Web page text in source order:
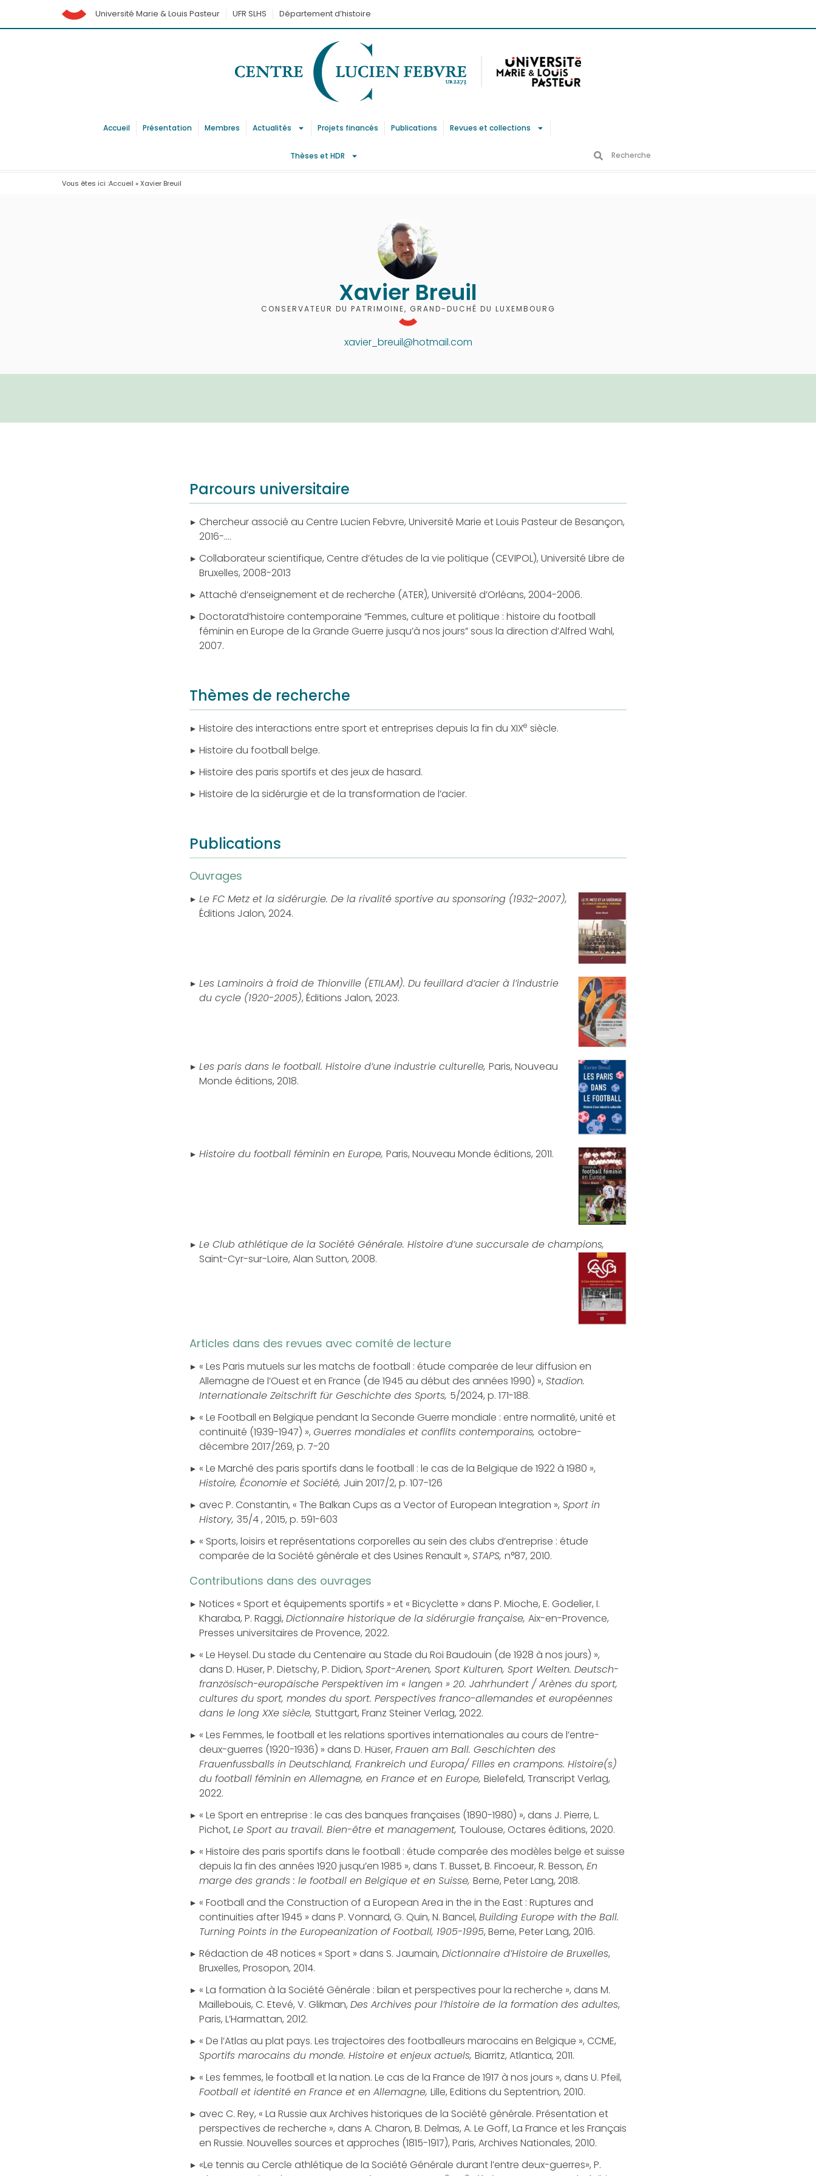
Université Marie & Louis Pasteur UFR SLHS Département d’histoire
Accueil Présentation Membres Actualités Projets financés Publications Revues et collections
Thèses et HDR
Vous êtes ici :Accueil »Xavier Breuil
Xavier Breuil
CONSERVATEUR DU PATRIMOINE, GRAND-DUCHÉ DU LUXEMBOURG
xavier_breuil@hotmail.com
Parcours universitaire
Chercheur associé au Centre Lucien Febvre, Université Marie et Louis Pasteur de Besançon,
2016-….
Collaborateur scientifique, Centre d’études de la vie politique (CEVIPOL), Université Libre de
Bruxelles, 2008-2013
Attaché d’enseignement et de recherche (ATER), Université d’Orléans, 2004-2006.
Doctoratd’histoire contemporaine “Femmes, culture et politique : histoire du football
féminin en Europe de la Grande Guerre jusqu’à nos jours” sous la direction d’Alfred Wahl,
2007.
Thèmes de recherche
Histoire des interactions entre sport et entreprises depuis la fin du XIXe siècle.
Histoire du football belge.
Histoire des paris sportifs et des jeux de hasard.
Histoire de la sidérurgie et de la transformation de l’acier.
Publications
Ouvrages
Le FC Metz et la sidérurgie. De la rivalité sportive au sponsoring (1932-2007),
Éditions Jalon, 2024.
Les Laminoirs à froid de Thionville (ETILAM). Du feuillard d’acier à l’industrie
du cycle (1920-2005), Éditions Jalon, 2023.
Les paris dans le football. Histoire d’une industrie culturelle, Paris, Nouveau
Monde éditions, 2018.
Histoire du football féminin en Europe, Paris, Nouveau Monde éditions, 2011.
Le Club athlétique de la Société Générale. Histoire d’une succursale de champions,
Saint-Cyr-sur-Loire, Alan Sutton, 2008.
Articles dans des revues avec comité de lecture
« Les Paris mutuels sur les matchs de football : étude comparée de leur diffusion en
Allemagne de l’Ouest et en France (de 1945 au début des années 1990) », Stadion.
Internationale Zeitschrift für Geschichte des Sports, 5/2024, p. 171-188.
« Le Football en Belgique pendant la Seconde Guerre mondiale : entre normalité, unité et
continuité (1939-1947) », Guerres mondiales et conflits contemporains, octobre-
décembre 2017/269, p. 7-20
« Le Marché des paris sportifs dans le football : le cas de la Belgique de 1922 à 1980 »,
Histoire, Économie et Société, Juin 2017/2, p. 107-126
avec P. Constantin, « The Balkan Cups as a Vector of European Integration », Sport in
History, 35/4 , 2015, p. 591-603
« Sports, loisirs et représentations corporelles au sein des clubs d’entreprise : étude
comparée de la Société générale et des Usines Renault », STAPS, n°87, 2010.
Contributions dans des ouvrages
Notices « Sport et équipements sportifs » et « Bicyclette » dans P. Mioche, E. Godelier, I.
Kharaba, P. Raggi, Dictionnaire historique de la sidérurgie française, Aix-en-Provence,
Presses universitaires de Provence, 2022.
« Le Heysel. Du stade du Centenaire au Stade du Roi Baudouin (de 1928 à nos jours) »,
dans D. Hüser, P. Dietschy, P. Didion, Sport-Arenen, Sport Kulturen, Sport Welten. Deutsch-
französisch-europäische Perspektiven im « langen » 20. Jahrhundert / Arènes du sport,
cultures du sport, mondes du sport. Perspectives franco-allemandes et européennes
dans le long XXe siècle, Stuttgart, Franz Steiner Verlag, 2022.
« Les Femmes, le football et les relations sportives internationales au cours de l’entre-
deux-guerres (1920-1936) » dans D. Hüser, Frauen am Ball. Geschichten des
Frauenfussballs in Deutschland, Frankreich und Europa/ Filles en crampons. Histoire(s)
du football féminin en Allemagne, en France et en Europe, Bielefeld, Transcript Verlag,
2022.
« Le Sport en entreprise : le cas des banques françaises (1890-1980) », dans J. Pierre, L.
Pichot, Le Sport au travail. Bien-être et management, Toulouse, Octares éditions, 2020.
« Histoire des paris sportifs dans le football : étude comparée des modèles belge et suisse
depuis la fin des années 1920 jusqu’en 1985 », dans T. Busset, B. Fincoeur, R. Besson, En
marge des grands : le football en Belgique et en Suisse, Berne, Peter Lang, 2018.
« Football and the Construction of a European Area in the in the East : Ruptures and
continuities after 1945 » dans P. Vonnard, G. Quin, N. Bancel, Building Europe with the Ball.
Turning Points in the Europeanization of Football, 1905-1995, Berne, Peter Lang, 2016.
Rédaction de 48 notices « Sport » dans S. Jaumain, Dictionnaire d’Histoire de Bruxelles,
Bruxelles, Prosopon, 2014.
« La formation à la Société Générale : bilan et perspectives pour la recherche », dans M.
Maillebouis, C. Etevé, V. Glikman, Des Archives pour l’histoire de la formation des adultes,
Paris, L’Harmattan, 2012.
« De l’Atlas au plat pays. Les trajectoires des footballeurs marocains en Belgique », CCME,
Sportifs marocains du monde. Histoire et enjeux actuels, Biarritz, Atlantica, 2011.
« Les femmes, le football et la nation. Le cas de la France de 1917 à nos jours », dans U. Pfeil,
Football et identité en France et en Allemagne, Lille, Editions du Septentrion, 2010.
avec C. Rey, « La Russie aux Archives historiques de la Société générale. Présentation et
perspectives de recherche », dans A. Charon, B. Delmas, A. Le Goff, La France et les Français
en Russie. Nouvelles sources et approches (1815-1917), Paris, Archives Nationales, 2010.
«Le tennis au Cercle athlétique de la Société Générale durant l’entre deux-guerres», P.